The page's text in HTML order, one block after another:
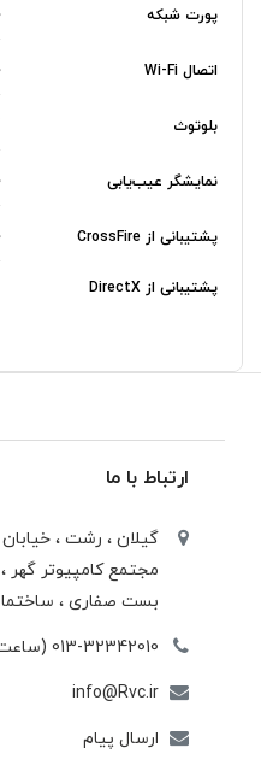
پورت شبکه
اتصال Wi-Fi
بلوتوث
نمایشگر عیب‌یابی
پشتیبانی از CrossFire
پشتیبانی از DirectX
ارتباط با ما
گیلان ، رشت ،
مجتمع كامپيوتر گهر
بست صفاری ،
013-32342010 (ساعت کاری 9 الی 20:30)
info@Rvc.ir
ارسال پیام